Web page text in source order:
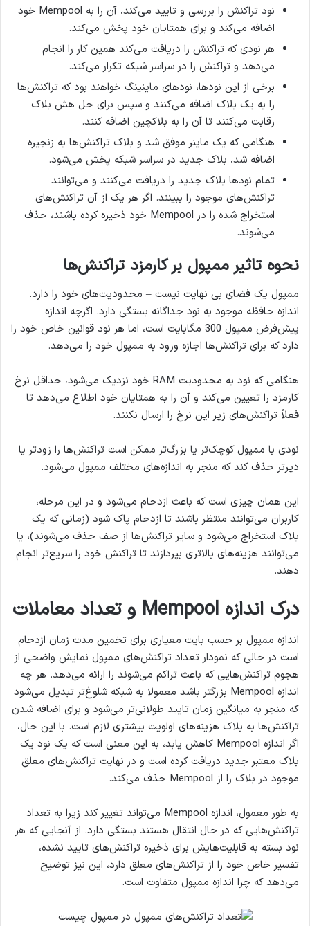
نود تراکنش را بررسی و تایید می‌کند، آن را به Mempool خود
اضافه می‌کند و برای همتایان خود پخش می‌کند.
هر نودی که تراکنش را دریافت می‌کند همین کار را انجام
می‌دهد و تراکنش را در سراسر شبکه تکرار می‌کند.
برخی از این نودها، نودهای ماینینگ خواهند بود که تراکنش‌ها
را به یک بلاک اضافه می‌کنند و سپس برای حل هش بلاک
رقابت می‌کنند تا آن را به بلاکچین اضافه کنند.
هنگامی که یک ماینر موفق شد و بلاک تراکنش‌ها به زنجیره
اضافه شد، بلاک جدید در سراسر شبکه پخش می‌شود.
تمام نودها بلاک جدید را دریافت می‌کنند و می‌توانند
تراکنش‌های موجود را ببینند. اگر هر یک از آن تراکنش‌های
استخراج شده را در Mempool خود ذخیره کرده باشند، حذف
می‌شوند.
نحوه تاثیر ممپول بر کارمزد تراکنش‌ها
ممپول یک فضای بی نهایت نیست – محدودیت‌های خود را دارد.
اندازه حافظه موجود به نود جداگانه بستگی دارد. اگرچه اندازه
پیش‌فرض ممپول 300 مگابایت است، اما هر نود قوانین خاص خود را
دارد که برای تراکنش‌ها اجازه ورود به ممپول خود را می‌دهد.
هنگامی که نود به محدودیت RAM خود نزدیک می‌شود، حداقل نرخ
کارمزد را تعیین می‌کند و آن را به همتایان خود اطلاع می‌دهد تا
فعلاً تراکنش‌های زیر این نرخ را ارسال نکنند.
نودی با ممپول کوچک‌تر یا بزرگ‌تر ممکن است تراکنش‌ها را زودتر یا
دیرتر حذف کند که منجر به اندازه‌های مختلف ممپول می‌شود.
این همان چیزی است که باعث ازدحام می‌شود و در این مرحله،
کاربران می‌توانند منتظر باشند تا ازدحام پاک شود (زمانی که یک
بلاک استخراج می‌شود و سایر تراکنش‌ها از صف حذف می‌شوند)، یا
می‌توانند هزینه‌های بالاتری بپردازند تا تراکنش خود را سریع‌تر انجام
دهند.
درک اندازه Mempool و تعداد معاملات
اندازه ممپول بر حسب بایت معیاری برای تخمین مدت زمان ازدحام
است در حالی که نمودار تعداد تراکنش‌های ممپول نمایش واضحی از
هجوم تراکنش‌هایی که باعث تراکم می‌شوند را ارائه می‌دهد. هر چه
اندازه Mempool بزرگتر باشد معمولا به شبکه شلوغ‌تر تبدیل می‌شود
که منجر به میانگین زمان تایید طولانی‌تر می‌شود و برای اضافه شدن
تراکنش‌ها به بلاک هزینه‌های اولویت بیشتری لازم است. با این حال،
اگر اندازه Mempool کاهش یابد، به این معنی است که یک نود یک
بلاک معتبر جدید دریافت کرده است و در نهایت تراکنش‌های معلق
موجود در بلاک را از Mempool حذف می‌کند.
به طور معمول، اندازه Mempool می‌تواند تغییر کند زیرا به تعداد
تراکنش‌هایی که در حال انتقال هستند بستگی دارد. از آنجایی که هر
نود بسته به قابلیت‌هایش برای ذخیره تراکنش‌های تایید نشده،
تفسیر خاص خود را از تراکنش‌های معلق دارد، این نیز توضیح
می‌دهد که چرا اندازه ممپول متفاوت است.